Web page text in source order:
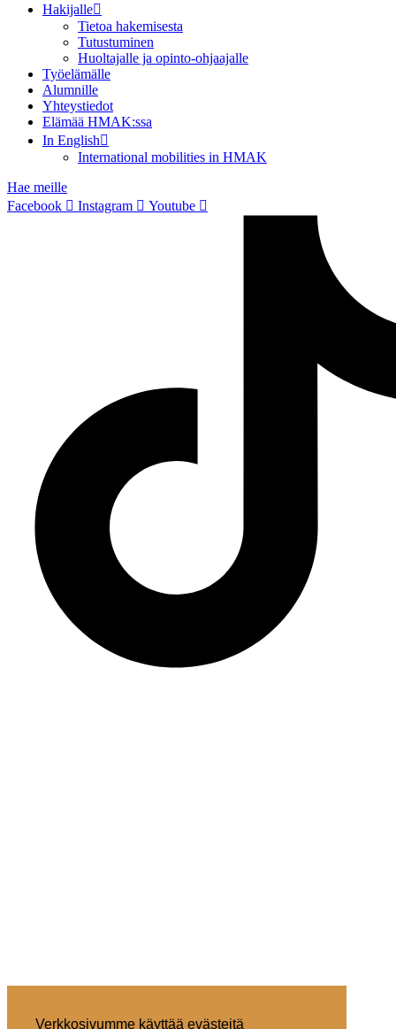
Verkkosivumme käyttää evästeitä
Hakijalle
Tietoa hakemisesta
Tutustuminen
Huoltajalle ja opinto-ohjaajalle
Työelämälle
Alumnille
Yhteystiedot
Elämää HMAK:ssa
In English
International mobilities in HMAK
Hae meille
Facebook
Instagram Youtube